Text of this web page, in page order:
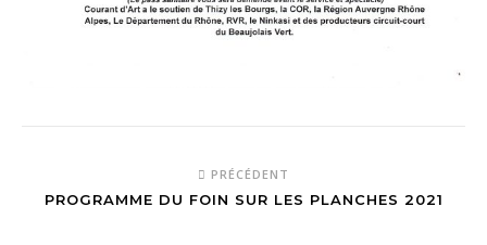
PRÉCÉDENT
PROGRAMME DU FOIN SUR LES PLANCHES 2021